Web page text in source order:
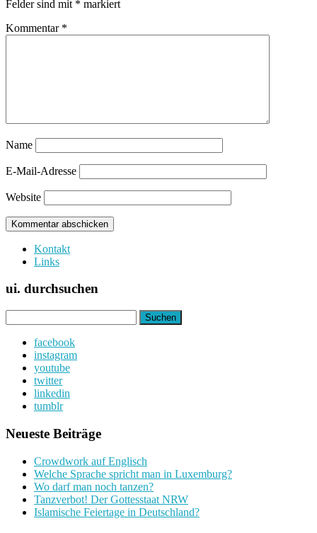
Felder sind mit * markiert
Kommentar *
Name
E-Mail-Adresse
Website
Kontakt
Links
ui. durchsuchen
nach:
facebook
instagram
youtube
twitter
linkedin
tumblr
Neueste Beiträge
Crowdwork auf Englisch
Welche Sprache spricht man in Luxemburg?
Wo darf man noch tanzen?
Tanzverbot! Der Gottesstaat NRW
Islamische Feiertage in Deutschland?